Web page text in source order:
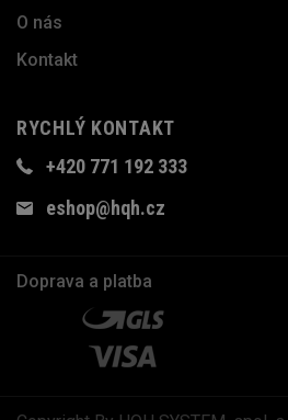
O nás
Kontakt
RYCHLÝ KONTAKT
+420 771 192 333
eshop@hqh.cz
Doprava a platba